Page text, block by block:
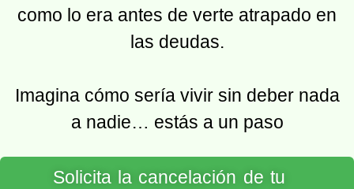
como lo era antes de verte atrapado en
las deudas.
Imagina cómo sería vivir sin deber nada
a nadie… estás a un paso
Solicita la cancelación de tu